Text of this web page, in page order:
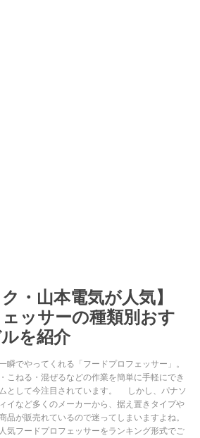
・山本電気が人気】
ッサーの種類別おす
を紹介
瞬でやってくれる「フードプロフェッサー」。
こねる・混ぜるなどの作業を簡単に手軽にでき
として今注目されています。 しかし、パナソ
イなど多くのメーカーから、据え置きタイプや
品が販売れているので迷ってしまいますよね。
気フードプロフェッサーをランキング形式でご